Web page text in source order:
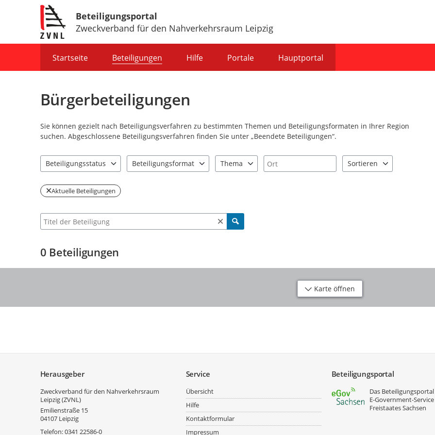
Beteiligungsportal
Zweckverband für den Nahverkehrsraum Leipzig
Startseite Beteiligungen Hilfe Portale Hauptportal
Bürgerbeteiligungen
Sie können gezielt nach Beteiligungsverfahren zu bestimmten Themen und Beteiligungsformaten in Ihrer Region
suchen. Abgeschlossene Beteiligungsverfahren finden Sie unter „Beendete Beteiligungen“.
Beteiligungsstatus
Beteiligungsformat
Thema
Ort
Sortieren
Aktuelle Beteiligungen
Suche nach Beteiligung
0 Beteiligungen
Karte öffnen
Herausgeber
Zweckverband für den Nahverkehrsraum
Leipzig (ZVNL)
Emilienstraße 15
04107 Leipzig
Telefon:0341 22586-0
Service
Übersicht
Hilfe
Kontaktformular
Impressum
Beteiligungsportal
Das
E‑Government-
Freistaates Sachsen